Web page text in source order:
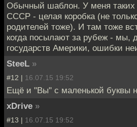
Обычный шаблон. У меня таких
СССР - целая коробка (не
родителей тоже). И там тоже
когда посылают за рубеж - мы,
государств Америки, ошибки
SteeL »
#12 | 16.07.15 19:52
Ещё и "Вы" с маленькой буквы
xDrive »
#13 | 16.07.15 19:52